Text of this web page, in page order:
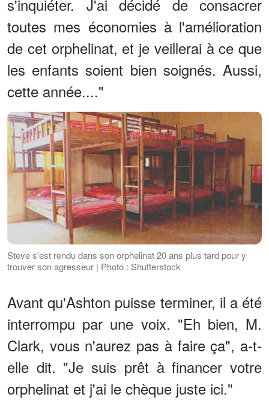
s'inquiéter. J'ai décidé de consacrer
toutes mes économies à l'amélioration
de cet orphelinat, et je veillerai à ce que
les enfants soient bien soignés. Aussi,
cette année...."
Steve s'est rendu dans son orphelinat 20 ans plus tard pour y
trouver son agresseur | Photo : Shutterstock
Avant qu'Ashton puisse terminer, il a été
interrompu par une voix. "Eh bien, M.
Clark, vous n'aurez pas à faire ça", a-t-
elle dit. "Je suis prêt à financer votre
orphelinat et j'ai le chèque juste ici."